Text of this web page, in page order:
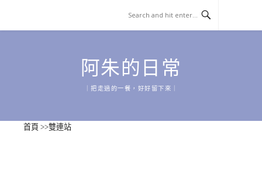
content
阿朱的日常
｜把走過的一餐，好好留下來｜
首頁 >>雙連站